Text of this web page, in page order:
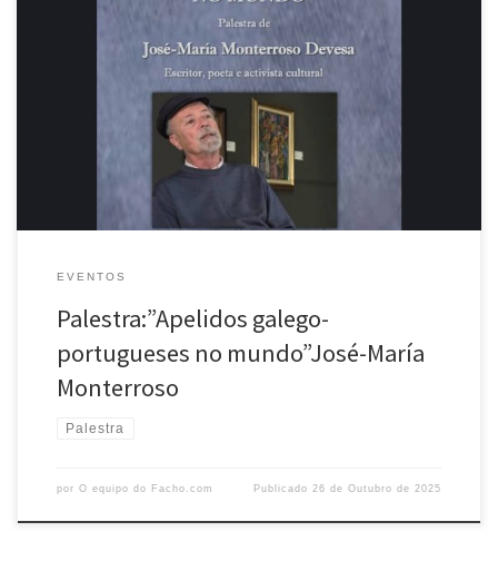
Desde a Agrupación Cultural O Facho comunicámosvos a
celebración do seguinte acto, dentro das Palestras públicas do cuarto
trimestre de 2025. O vindeiro día 28 de outubro Data: 28 de outubro,
martes, será o escritor, poeta e activista cultural José-María
Monterroso quen protagonice a próxima palestra da nosa
agrupación. Hora: ás 8 do serán […]
EVENTOS
Palestra:”Apelidos galego-
portugueses no mundo”José-María
Monterroso
Palestra
por O equipo do Facho.com Publicado26 de Outubro de 2025